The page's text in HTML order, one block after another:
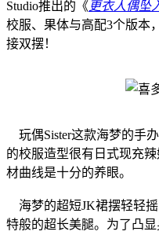
Studio推出的《 更衣人偶坠
校服、果体与高配3个版本
接双摆！
玩偶Sister这款海梦的手
的校服造型很有日式现充
材曲线是十分的养眼。
海梦的超短JK裙摆轻轻
特般的超长美腿。为了凸